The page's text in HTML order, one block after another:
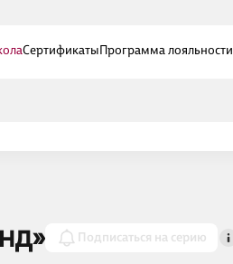
СертификатыПрограмма лояльности
Подписаться на серию